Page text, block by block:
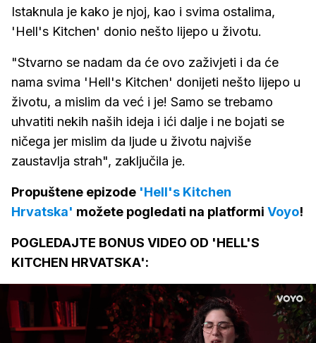
Istaknula je kako je njoj, kao i svima ostalima,
'Hell's Kitchen' donio nešto lijepo u životu.
"Stvarno se nadam da će ovo zaživjeti i da će
nama svima 'Hell's Kitchen' donijeti nešto lijepo u
životu, a mislim da već i je! Samo se trebamo
uhvatiti nekih naših ideja i ići dalje i ne bojati se
ničega jer mislim da ljude u životu najviše
zaustavlja strah", zaključila je.
Propuštene epizode 'Hell's Kitchen
Hrvatska' možete pogledati na platformi Voyo!
POGLEDAJTE BONUS VIDEO OD 'HELL'S
KITCHEN HRVATSKA':